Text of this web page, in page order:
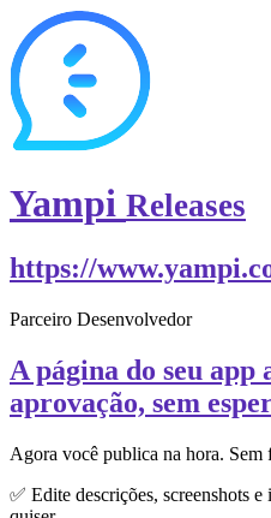
Yampi Releases
https://
Parceiro Desenvolvedor
A página do seu app
aprovação, sem
Agora você publica na hora. Sem
✅ Edite descrições, screenshots